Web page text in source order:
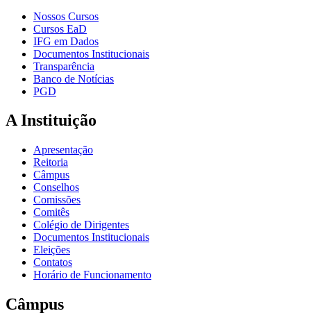
Nossos Cursos
Cursos EaD
IFG em Dados
Documentos Institucionais
Transparência
Banco de Notícias
PGD
A Instituição
Apresentação
Reitoria
Câmpus
Conselhos
Comissões
Comitês
Colégio de Dirigentes
Documentos Institucionais
Eleições
Contatos
Horário de Funcionamento
Câmpus